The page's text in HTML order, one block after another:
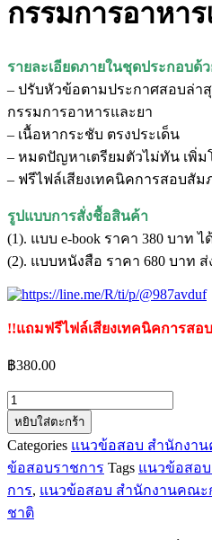
กรรมการอาหา
รายละเอียดภายในชุดประกอบด้
– ปรับหัวข้อตามประกาศสอบล่า
กรรมการอาหารและยา
– เนื้อหากระชับ ตรงประเด็น
– หมดปัญหาเตรียมตัวไม่ทัน เพิ่
– ฟรีไฟล์เสียงเทคนิคการสอบสั
รูปแบบการสั่งชื้อสินค้า
(1). แบบ e-book ราคา 380 บาท
(2). แบบหนังสือ ราคา 680 บาท
!!แถมฟรีไฟล์เสียงเทคนิคการส
฿380.00
จำนวน
แนว
ข้อสอบ
นัก
จัดการ
งาน
หยิบใส่ตะกร้า
Categories แนวข้อสอบ สำนักงา
ข้อสอบราชการ Tags แนวข้อสอ
การ, แนวข้อสอบ สำนักงานคณะ
ชาติ